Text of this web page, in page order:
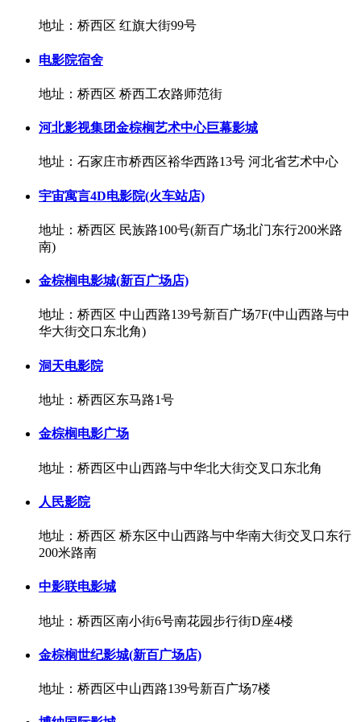
地址：桥西区 红旗大街99号
电影院宿舍
地址：桥西区 桥西工农路师范街
河北影视集团金棕榈艺术中心巨幕影城
地址：石家庄市桥西区裕华西路13号 河北省艺术中心
宇宙寓言4D电影院(火车站店)
地址：桥西区 民族路100号(新百广场北门东行200米路
南)
金棕榈电影城(新百广场店)
地址：桥西区 中山西路139号新百广场7F(中山西路与中
华大街交口东北角)
洞天电影院
地址：桥西区东马路1号
金棕榈电影广场
地址：桥西区中山西路与中华北大街交叉口东北角
人民影院
地址：桥西区 桥东区中山西路与中华南大街交叉口东行
200米路南
中影联电影城
地址：桥西区南小街6号南花园步行街D座4楼
金棕榈世纪影城(新百广场店)
地址：桥西区中山西路139号新百广场7楼